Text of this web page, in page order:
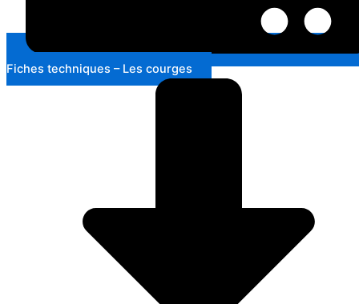
Fiches techniques – Les courges